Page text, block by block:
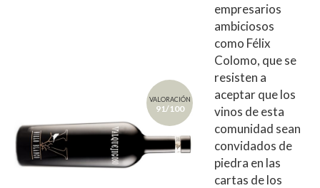
VALORACIÓN
91/100
empresarios
ambiciosos
como Félix
Colomo, que se
resisten a
aceptar que los
vinos de esta
comunidad sean
convidados de
piedra en las
cartas de los